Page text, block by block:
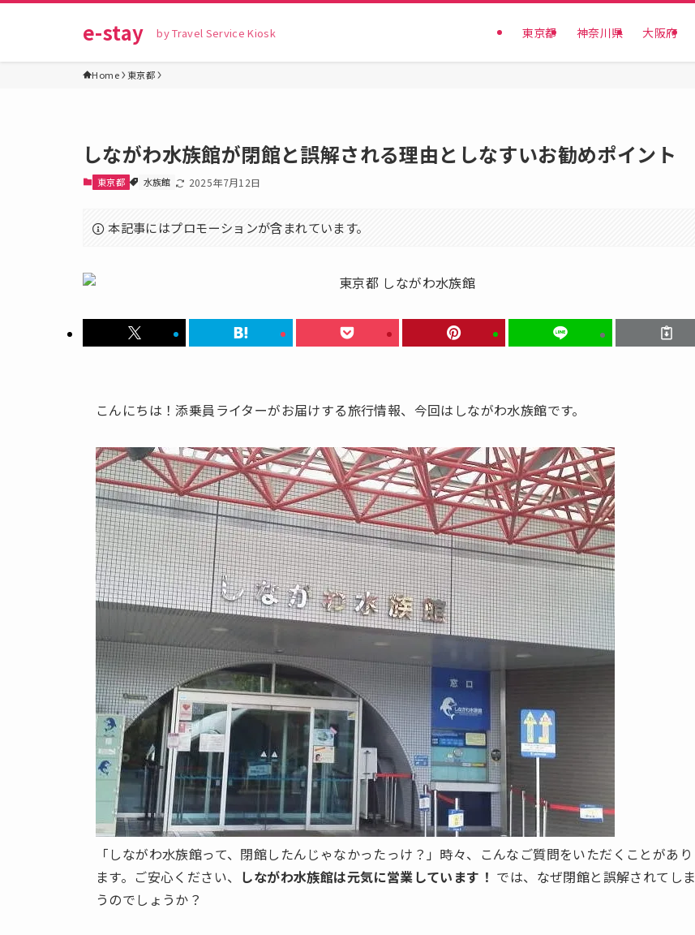
e-stay by Travel Service Kiosk 東京都 神奈川県 大阪府
Home 東京都
しながわ水族館が閉館と誤解される理由としなすいお勧めポイント
東京都 水族館 2025年7月12日
本記事にはプロモーションが含まれています。
こんにちは！添乗員ライターがお届けする旅行情報、今回はしながわ水族館です。
「しながわ水族館って、閉館したんじゃなかったっけ？」時々、こんなご質問をいただくことがあり
ます。ご安心ください、 しながわ水族館は元気に営業しています！ では、なぜ閉館と誤解されてしま
うのでしょうか？